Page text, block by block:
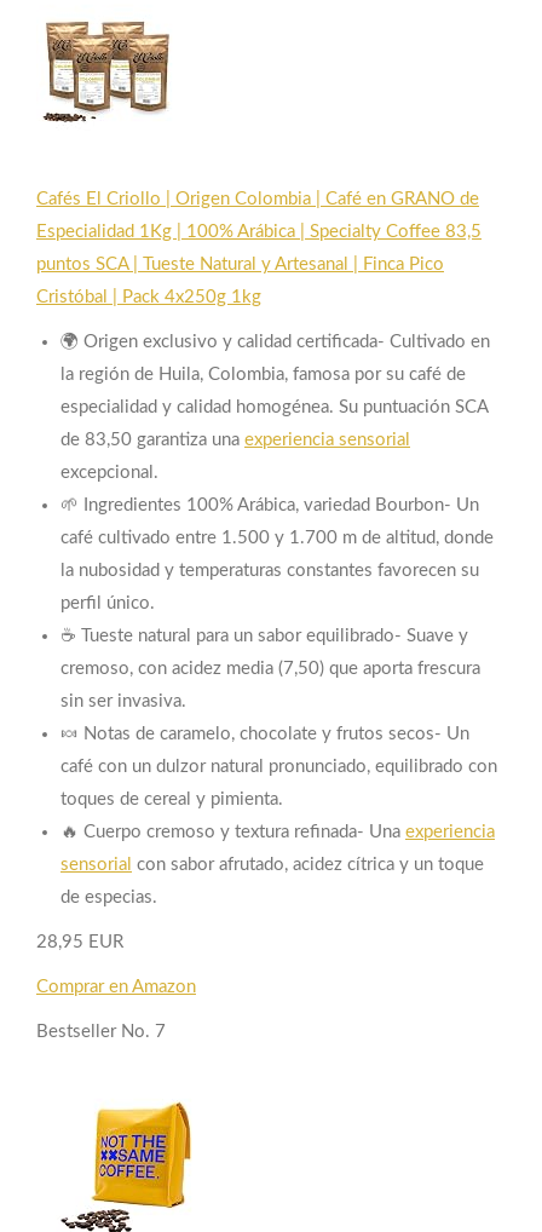
Cafés El Criollo | Origen Colombia | Café en GRANO de
Especialidad 1Kg | 100% Arábica | Specialty Coffee 83,5
puntos SCA | Tueste Natural y Artesanal | Finca Pico
Cristóbal | Pack 4x250g 1kg
🌍 Origen exclusivo y calidad certificada- Cultivado en
la región de Huila, Colombia, famosa por su café de
especialidad y calidad homogénea. Su puntuación SCA
de 83,50 garantiza una experiencia sensorial
excepcional.
🌱 Ingredientes 100% Arábica, variedad Bourbon- Un
café cultivado entre 1.500 y 1.700 m de altitud, donde
la nubosidad y temperaturas constantes favorecen su
perfil único.
☕ Tueste natural para un sabor equilibrado- Suave y
cremoso, con acidez media (7,50) que aporta frescura
sin ser invasiva.
🍬 Notas de caramelo, chocolate y frutos secos- Un
café con un dulzor natural pronunciado, equilibrado con
toques de cereal y pimienta.
🔥 Cuerpo cremoso y textura refinada- Una experiencia
sensorial con sabor afrutado, acidez cítrica y un toque
de especias.
28,95 EUR
Comprar en Amazon
Bestseller No. 7